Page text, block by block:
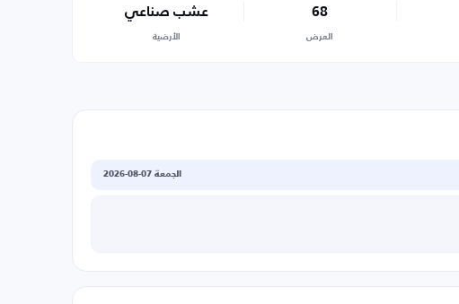
68
العرض
عشب صناعي
الأرضية
الجمعة 07-08-2026